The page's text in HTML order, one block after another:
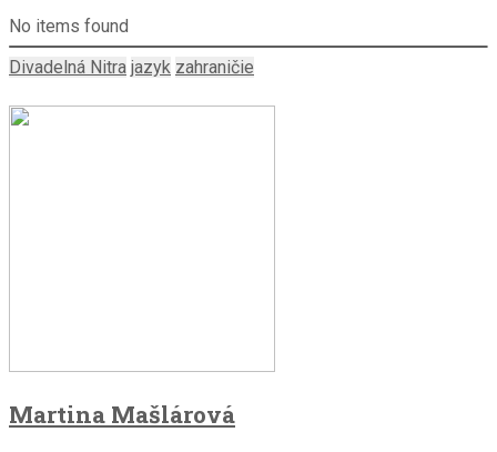
No items found
Divadelná Nitra jazyk zahraničie
Martina Mašlárová